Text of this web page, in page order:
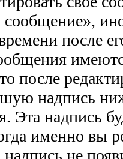
сообщение»,
после
после
надпись
Эта надпись
именно вы
не